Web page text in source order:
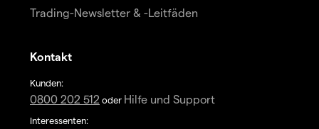
Trading-Newsletter & -Leitfäden
Kontakt
Kunden:
0800 202 512 oder Hilfe und Support
Interessenten: